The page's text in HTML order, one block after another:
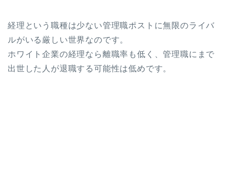
経理という職種は少ない管理職ポストに無限のライバ
ルがいる厳しい世界なのです。
ホワイト企業の経理なら離職率も低く、管理職にまで
出世した人が退職する可能性は低めです。